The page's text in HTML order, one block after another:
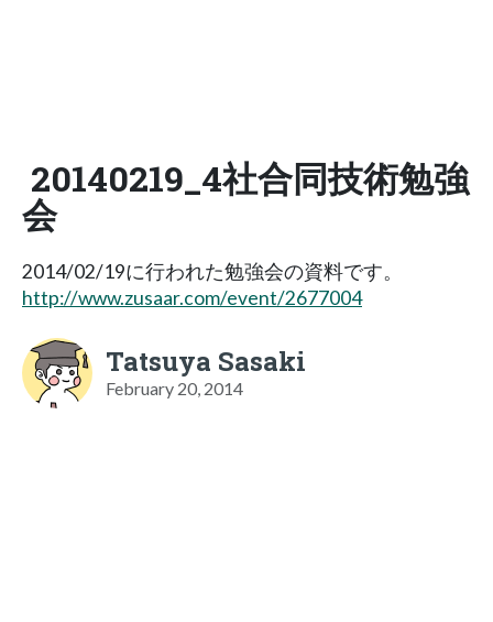
20140219_4社合同技術勉強
会
2014/02/19に行われた勉強会の資料です。
http://www.zusaar.com/event/2677004
Tatsuya Sasaki
February 20, 2014